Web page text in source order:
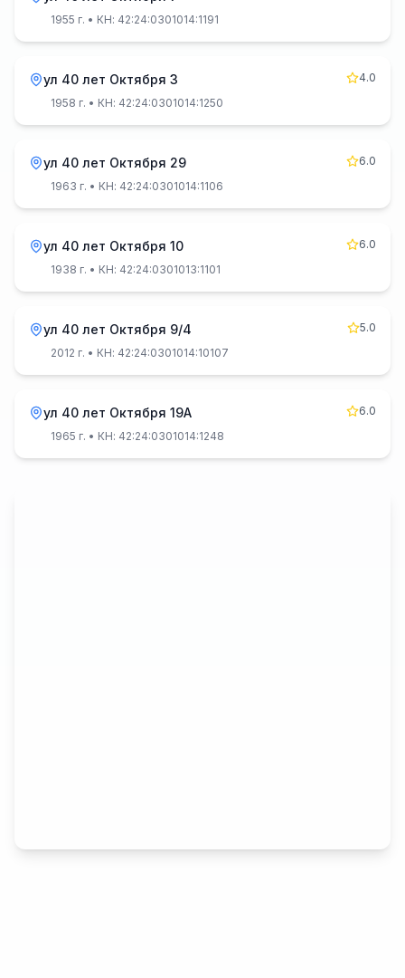
1955 г. • КН: 42:24:0301014:1191
ул 40 лет Октября 3
4.0
1958 г. • КН: 42:24:0301014:1250
ул 40 лет Октября 29
6.0
1963 г. • КН: 42:24:0301014:1106
ул 40 лет Октября 10
6.0
1938 г. • КН: 42:24:0301013:1101
ул 40 лет Октября 9/4
5.0
2012 г. • КН: 42:24:0301014:10107
ул 40 лет Октября 19А
6.0
1965 г. • КН: 42:24:0301014:1248